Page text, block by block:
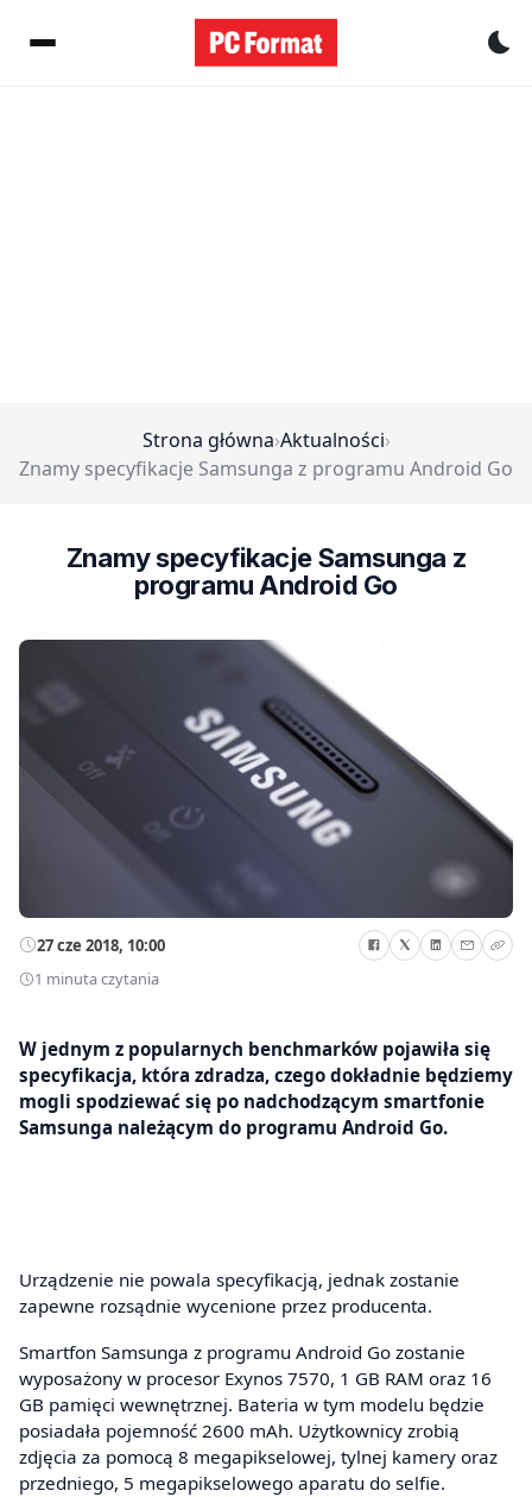
Strona główna›Aktualności›
Znamy specyfikacje Samsunga z programu Android Go
Znamy specyfikacje Samsunga z
programu Android Go
27 cze 2018, 10:00
1 minuta czytania
W jednym z popularnych benchmarków pojawiła się
specyfikacja, która zdradza, czego dokładnie będziemy
mogli spodziewać się po nadchodzącym smartfonie
Samsunga należącym do programu Android Go.
Urządzenie nie powala specyfikacją, jednak zostanie
zapewne rozsądnie wycenione przez producenta.
Smartfon Samsunga z programu Android Go zostanie
wyposażony w procesor Exynos 7570, 1 GB RAM oraz 16
GB pamięci wewnętrznej. Bateria w tym modelu będzie
posiadała pojemność 2600 mAh. Użytkownicy zrobią
zdjęcia za pomocą 8 megapikselowej, tylnej kamery oraz
przedniego, 5 megapikselowego aparatu do selfie.